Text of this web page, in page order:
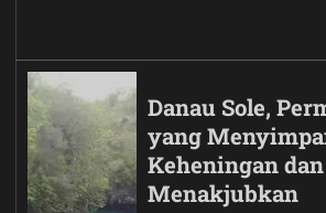
Danau Sole,
yang
Keheningan
Menakjubkan